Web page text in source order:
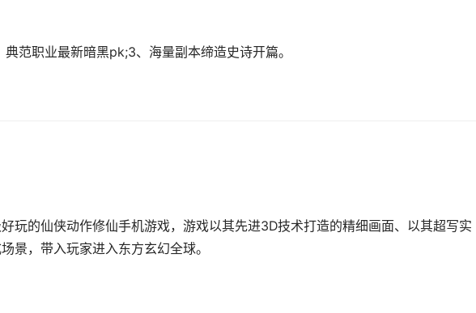
范职业最新暗黑pk;3、海量副本缔造史诗开篇。
玩的仙侠动作修仙手机游戏，游戏以其先进3D技术打造的精细画面、以其超写实
景，带入玩家进入东方玄幻全球。